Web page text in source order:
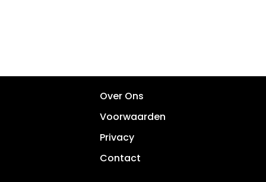
Over Ons
Voorwaarden
Privacy
Contact